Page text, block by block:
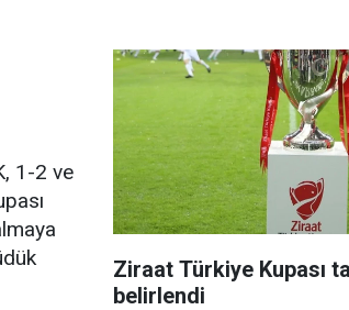
1-2 ve
Ziraat Türkiye Kupası
belirlendi